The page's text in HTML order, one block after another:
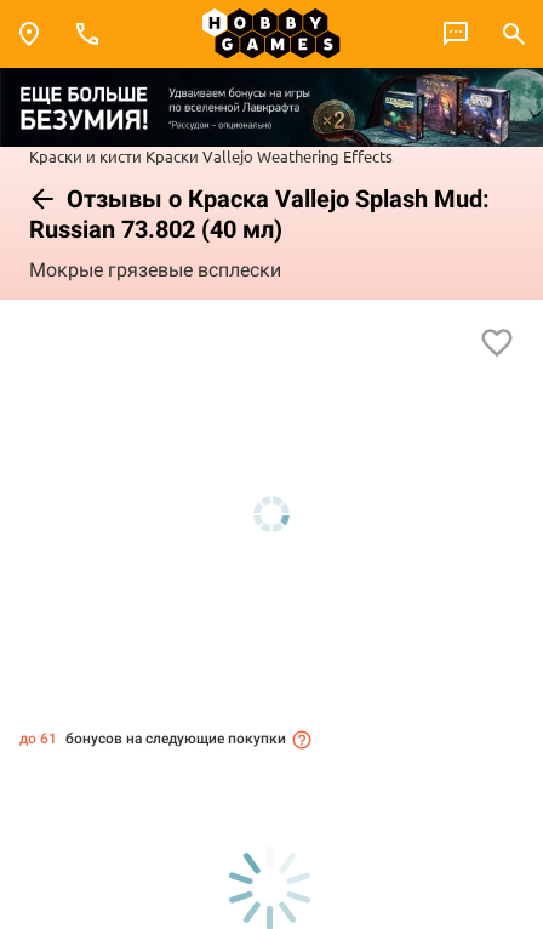
Краски и кисти Краски Vallejo Weathering Effects
Отзывы о Краска Vallejo Splash Mud:
Russian 73.802 (40 мл)
Мокрые грязевые всплески
до 61 бонусов на следующие покупки